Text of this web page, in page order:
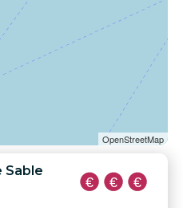
OpenStreetMap
Sable